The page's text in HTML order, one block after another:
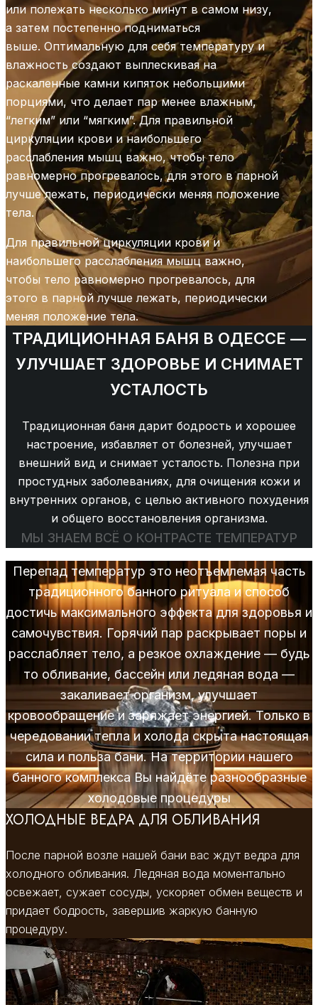
или полежать несколько минут в самом низу,
а затем постепенно подниматься
выше. Оптимальную для себя температуру и
влажность создают выплескивая на
раскаленные камни кипяток небольшими
порциями, что делает пар менее влажным,
“легким” или “мягким”. Для правильной
циркуляции крови и наибольшего
расслабления мышц важно, чтобы тело
равномерно прогревалось, для этого в парной
лучше лежать, периодически меняя положение
тела.
Для правильной циркуляции крови и
наибольшего расслабления мышц важно,
чтобы тело равномерно прогревалось, для
этого в парной лучше лежать, периодически
меняя положение тела.
ТРАДИЦИОННАЯ БАНЯ В ОДЕССЕ —
УЛУЧШАЕТ ЗДОРОВЬЕ И СНИМАЕТ
УСТАЛОСТЬ
Традиционная баня дарит бодрость и хорошее
настроение, избавляет от болезней, улучшает
внешний вид и снимает усталость. Полезна при
простудных заболеваниях, для очищения кожи и
внутренних органов, с целью активного похудения
и общего восстановления организма.
МЫ ЗНАЕМ ВСЁ О КОНТРАСТЕ ТЕМПЕРАТУР
Перепад температур это неотъемлемая часть
традиционного банного ритуала и способ
достичь максимального эффекта для здоровья и
самочувствия. Горячий пар раскрывает поры и
расслабляет тело, а резкое охлаждение — будь
то обливание, бассейн или ледяная вода —
закаливает организм, улучшает
кровообращение и заряжает энергией. Только в
чередовании тепла и холода скрыта настоящая
сила и польза бани. На территории нашего
банного комплекса Вы найдёте разнообразные
холодовые процедуры
ХОЛОДНЫЕ ВЕДРА ДЛЯ ОБЛИВАНИЯ​
После парной возле нашей бани вас ждут ведра для
холодного обливания. Ледяная вода моментально
освежает, сужает сосуды, ускоряет обмен веществ и
придает бодрость, завершив жаркую банную
процедуру.